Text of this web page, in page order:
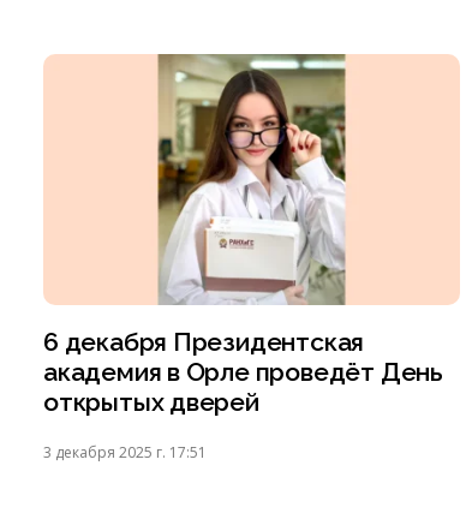
6 декабря Президентская
академия в Орле проведёт День
открытых дверей
3 декабря 2025 г. 17:51